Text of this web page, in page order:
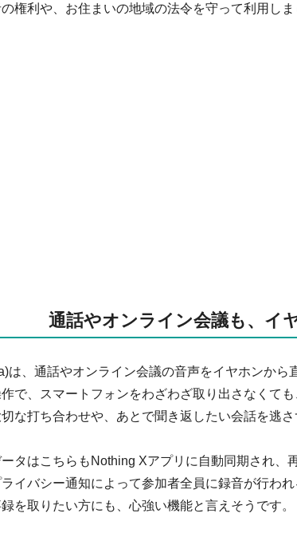
権利や、お住まいの地域の法令を守って利用しま
通話やオンライン会議も、イ
は、通話やオンライン会議の音声をイヤホンか
作で、スマートフォンをわざわざ取り出さなくて
な打ち合わせや、あとで聞き返したい会話を逃さ
タはこちらもNothing Xアプリに自動同期され、
イバシー通知によって参加者全員に録音が行わ
を取りたい方にも、心強い機能と言えそうです。